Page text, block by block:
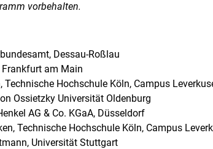
vorbehalten.
Dessau-Roßlau
Frankfurt am Main
Technische Hochschule Köln, Campus
Ossietzky Universität Oldenburg
AG & Co. KGaA, Düsseldorf
Technische Hochschule Köln, Campus
Universität Stuttgart